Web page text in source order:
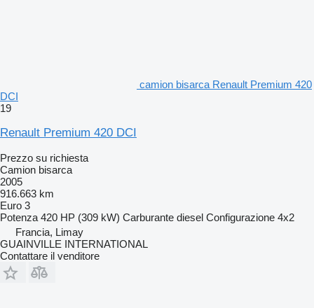
camion bisarca Renault Premium 420
DCI
19
Renault Premium 420 DCI
Prezzo su richiesta
Camion bisarca
2005
916.663 km
Euro 3
Potenza 420 HP (309 kW) Carburante diesel Configurazione 4x2
Francia, Limay
GUAINVILLE INTERNATIONAL
Contattare il venditore